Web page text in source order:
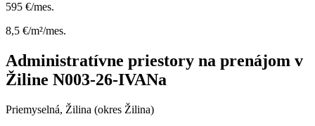
595 €/mes.
8,5 €/m²/mes.
Administratívne priestory na prenájom v
Žiline N003-26-IVANa
Priemyselná, Žilina (okres Žilina)